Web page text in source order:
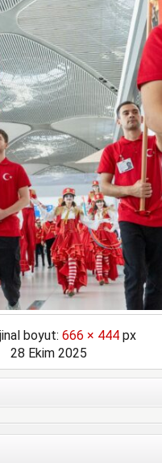
kadın generali; Özlem Karapınar
boyut: 666 × 444px
28 Ekim 2025